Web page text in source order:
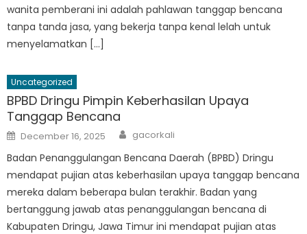
wanita pemberani ini adalah pahlawan tanggap bencana
tanpa tanda jasa, yang bekerja tanpa kenal lelah untuk
menyelamatkan […]
Uncategorized
BPBD Dringu Pimpin Keberhasilan Upaya
Tanggap Bencana
Posted
on
December 16, 2025 Author
gacorkali
Badan Penanggulangan Bencana Daerah (BPBD) Dringu
mendapat pujian atas keberhasilan upaya tanggap bencana
mereka dalam beberapa bulan terakhir. Badan yang
bertanggung jawab atas penanggulangan bencana di
Kabupaten Dringu, Jawa Timur ini mendapat pujian atas